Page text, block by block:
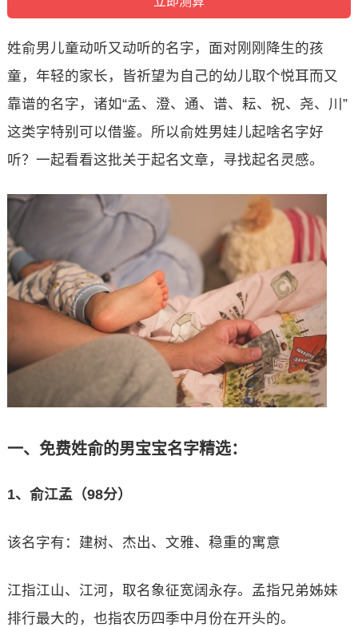
姓俞男儿童动听又动听的名字，面对刚刚降生的孩
童，年轻的家长，皆祈望为自己的幼儿取个悦耳而又
靠谱的名字，诸如“孟、澄、通、谱、耘、祝、尧、川”
这类字特别可以借鉴。所以俞姓男娃儿起啥名字好
听？一起看看这批关于起名文章，寻找起名灵感。
一、免费姓俞的男宝宝名字精选：
1、俞江孟（98分）
该名字有：建树、杰出、文雅、稳重的寓意
江指江山、江河，取名象征宽阔永存。孟指兄弟姊妹
排行最大的，也指农历四季中月份在开头的。